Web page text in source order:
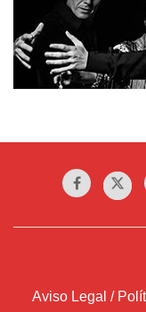
Aviso Legal /